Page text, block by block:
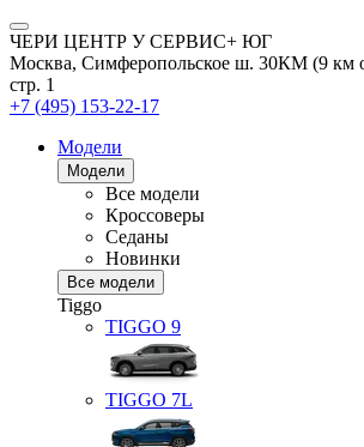
ЧЕРИ ЦЕНТР У СЕРВИС+ ЮГ
Москва, Симферопольское ш. 30КМ (9
стр. 1
+7 (495) 153-22-17
Модели
Модели
Все модели
Кроссоверы
Седаны
Новинки
Все модели
Tiggo
TIGGO 9
TIGGO 7L